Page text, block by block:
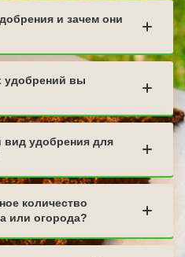
НИЖНЯЯ ТУРА
БОГОРОДИЦК
и зачем они
удобрений вы
удобрения для
количество
или огорода?